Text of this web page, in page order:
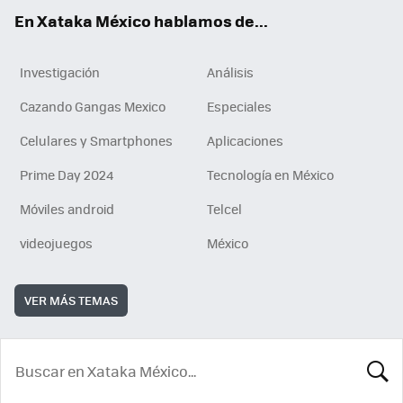
En Xataka México hablamos de...
Investigación
Análisis
Cazando Gangas Mexico
Especiales
Celulares y Smartphones
Aplicaciones
Prime Day 2024
Tecnología en México
Móviles android
Telcel
videojuegos
México
VER MÁS TEMAS